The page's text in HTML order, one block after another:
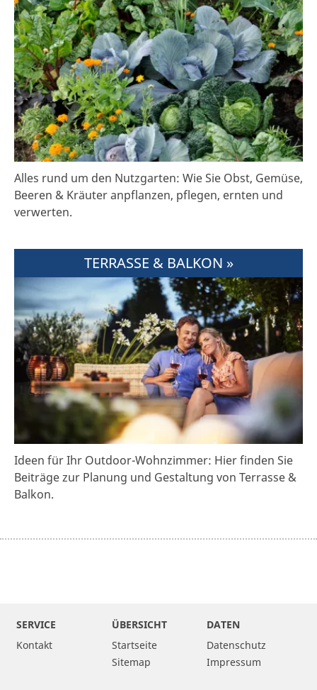
Alles rund um den Nutzgarten: Wie Sie Obst, Gemüse,
Beeren & Kräuter anpflanzen, pflegen, ernten und
verwerten.
TERRASSE & BALKON »
Ideen für Ihr Outdoor-Wohnzimmer: Hier finden Sie
Beiträge zur Planung und Gestaltung von Terrasse &
Balkon.
SERVICE
Kontakt
ÜBERSICHT
Startseite
Sitemap
DATEN
Datenschutz
Impressum